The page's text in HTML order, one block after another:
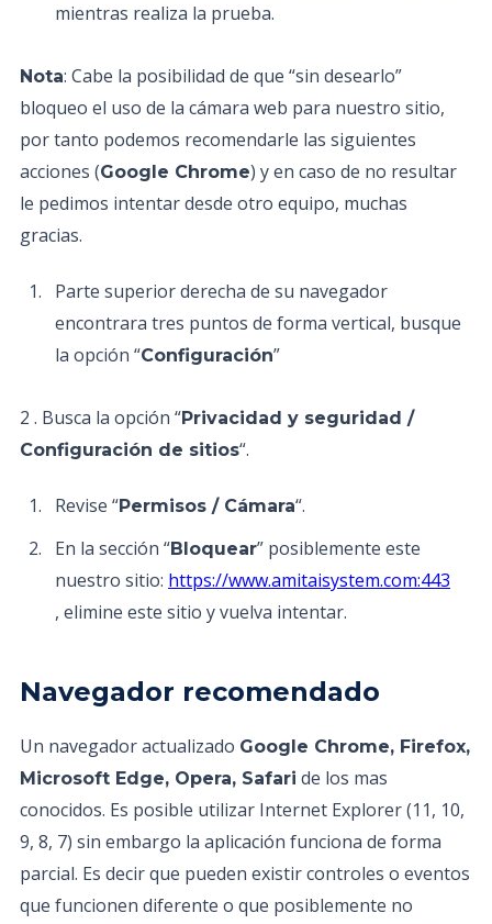
mientras realiza la prueba.
Nota: Cabe la posibilidad de que “sin desearlo”
bloqueo el uso de la cámara web para nuestro sitio,
por tanto podemos recomendarle las siguientes
acciones (Google Chrome) y en caso de no resultar
le pedimos intentar desde otro equipo, muchas
gracias.
Parte superior derecha de su navegador
encontrara tres puntos de forma vertical, busque
la opción “Configuración”
2 . Busca la opción “Privacidad y seguridad /
Configuración de sitios“.
Revise “Permisos / Cámara“.
En la sección “Bloquear” posiblemente este
nuestro sitio: https://www.amitaisystem.com:443
, elimine este sitio y vuelva intentar.
Navegador recomendado
Un navegador actualizado Google Chrome, Firefox,
Microsoft Edge, Opera, Safari de los mas
conocidos. Es posible utilizar Internet Explorer (11, 10,
9, 8, 7) sin embargo la aplicación funciona de forma
parcial. Es decir que pueden existir controles o eventos
que funcionen diferente o que posiblemente no